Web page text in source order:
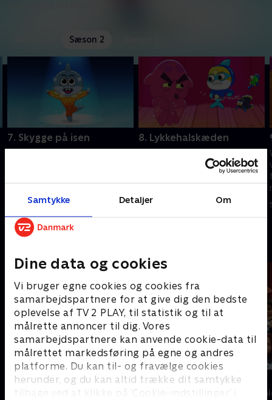
Samtykke Detaljer Om
Dine data og cookies
Vi bruger egne cookies og cookies fra
samarbejdspartnere for at give dig den bedste
oplevelse af TV 2 PLAY, til statistik og til at
målrette annoncer til dig. Vores
samarbejdspartnere kan anvende cookie-data til
målrettet markedsføring på egne og andres
platforme. Du kan til- og fravælge cookies
herunder, og du kan altid trække dit samtykke
tilbage ved at klikke på ’Cookie-indstillinger’ i
Sæson 2
7. Skygge på isen 8. Lykkehalskæden
på sin lykkehalskæde. Super
Shark og Kaptajn Kelp følger
5. september 2023 • 21 min
Katrine undersøger - musik Syng det!
Børne-